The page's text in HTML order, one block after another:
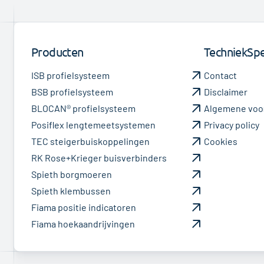
Producten
ISB profielsysteem
BSB profielsysteem
BLOCAN® profielsysteem
Posiflex lengtemeetsystemen
TEC steigerbuiskoppelingen
RK Rose+Krieger buisverbinders
Spieth borgmoeren
Spieth klembussen
Fiama positie indicatoren
Fiama hoekaandrijvingen
Contact
Disclaimer
Algemene
Privacy policy
Cookies